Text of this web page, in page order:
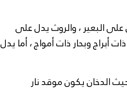
البعير ، والروث يدل على
أبراج وبحار ذات أمواج ، أما يدل
يكون موقد نار